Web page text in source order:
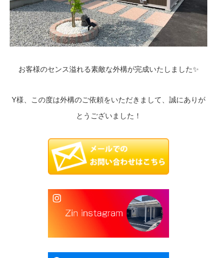
お客様のセンス溢れる素敵な外構が完成いたしました✨
Y様、この度は外構のご依頼をいただきまして、誠にありが
とうございました！